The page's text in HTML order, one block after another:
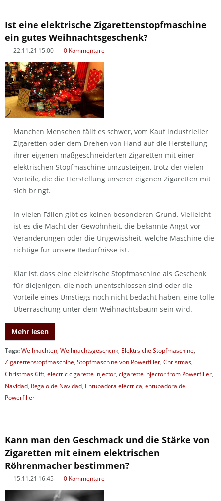
Ist eine elektrische Zigarettenstopfmaschine
ein gutes Weihnachtsgeschenk?
22.11.21 15:00 0 Kommentare
Manchen Menschen fällt es schwer, vom Kauf industrieller
Zigaretten oder dem Drehen von Hand auf die Herstellung
ihrer eigenen maßgeschneiderten Zigaretten mit einer
elektrischen Stopfmaschine umzusteigen, trotz der vielen
Vorteile, die die Herstellung unserer eigenen Zigaretten mit
sich bringt.
In vielen Fällen gibt es keinen besonderen Grund. Vielleicht
ist es die Macht der Gewohnheit, die bekannte Angst vor
Veränderungen oder die Ungewissheit, welche Maschine die
richtige für unsere Bedürfnisse ist.
Klar ist, dass eine elektrische Stopfmaschine als Geschenk
für diejenigen, die noch unentschlossen sind oder die
Vorteile eines Umstiegs noch nicht bedacht haben, eine tolle
Überraschung unter dem Weihnachtsbaum sein wird.
Mehr lesen
Tags:Weihnachten, Weihnachtsgeschenk, Elektrsiche Stopfmaschine,
Zigarettenstopfmaschine, Stopfmaschine von Powerfiller, Christmas,
Christmas Gift, electric cigarette injector, cigarette injector from Powerfiller,
Navidad, Regalo de Navidad, Entubadora eléctrica, entubadora de
Powerfiller
Kann man den Geschmack und die Stärke von
Zigaretten mit einem elektrischen
Röhrenmacher bestimmen?
15.11.21 16:45 0 Kommentare